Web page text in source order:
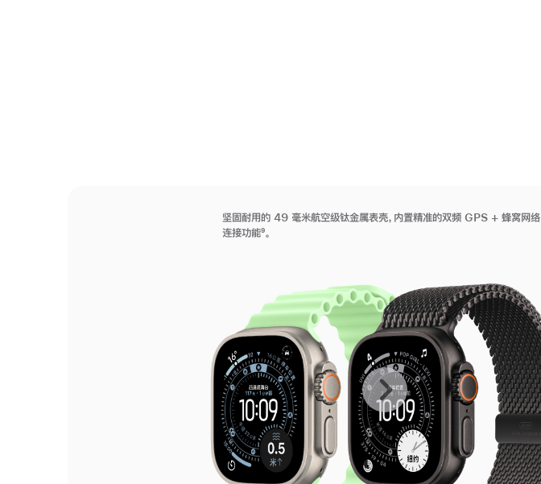
坚固耐用的 49 毫米航空级钛金属表壳，内置精准的双频 GPS + 蜂窝网络
连接功能9。
上
一
张
图
库
图
片
下
一
张
图
库
图
片